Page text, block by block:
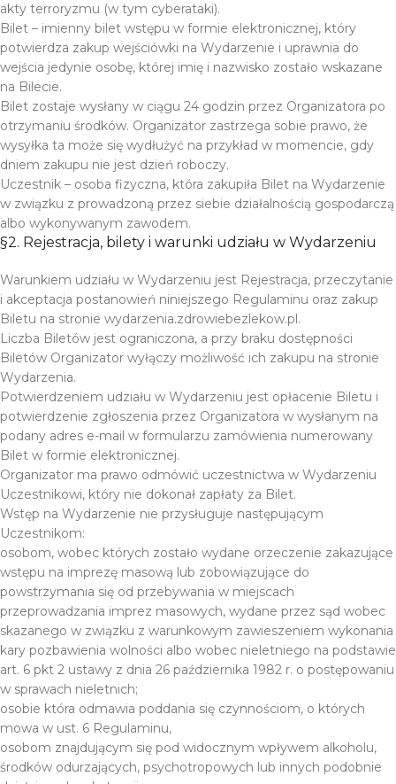
akty terroryzmu (w tym cyberataki).
Bilet – imienny bilet wstępu w formie elektronicznej, który
potwierdza zakup wejściówki na Wydarzenie i uprawnia do
wejścia jedynie osobę, której imię i nazwisko zostało wskazane
na Bilecie.
Bilet zostaje wysłany w ciągu 24 godzin przez Organizatora po
otrzymaniu środków. Organizator zastrzega sobie prawo, że
wysyłka ta może się wydłużyć na przykład w momencie, gdy
dniem zakupu nie jest dzień roboczy.
Uczestnik – osoba fizyczna, która zakupiła Bilet na Wydarzenie
w związku z prowadzoną przez siebie działalnością gospodarczą
albo wykonywanym zawodem.
§2. Rejestracja, bilety i warunki udziału w Wydarzeniu
Warunkiem udziału w Wydarzeniu jest Rejestracja, przeczytanie
i akceptacja postanowień niniejszego Regulaminu oraz zakup
Biletu na stronie wydarzenia.zdrowiebezlekow.pl.
Liczba Biletów jest ograniczona, a przy braku dostępności
Biletów Organizator wyłączy możliwość ich zakupu na stronie
Wydarzenia.
Potwierdzeniem udziału w Wydarzeniu jest opłacenie Biletu i
potwierdzenie zgłoszenia przez Organizatora w wysłanym na
podany adres e-mail w formularzu zamówienia numerowany
Bilet w formie elektronicznej.
Organizator ma prawo odmówić uczestnictwa w Wydarzeniu
Uczestnikowi, który nie dokonał zapłaty za Bilet.
Wstęp na Wydarzenie nie przysługuje następującym
Uczestnikom:
osobom, wobec których zostało wydane orzeczenie zakazujące
wstępu na imprezę masową lub zobowiązujące do
powstrzymania się od przebywania w miejscach
przeprowadzania imprez masowych, wydane przez sąd wobec
skazanego w związku z warunkowym zawieszeniem wykonania
kary pozbawienia wolności albo wobec nieletniego na podstawie
art. 6 pkt 2 ustawy z dnia 26 października 1982 r. o postępowaniu
w sprawach nieletnich;
osobie która odmawia poddania się czynnościom, o których
mowa w ust. 6 Regulaminu,
osobom znajdującym się pod widocznym wpływem alkoholu,
środków odurzających, psychotropowych lub innych podobnie